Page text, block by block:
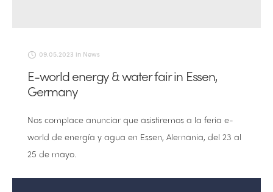
09.05.2023 in News
E-world energy & water fair in Essen,
Germany
Nos complace anunciar que asistiremos a la feria e-
world de energía y agua en Essen, Alemania, del 23 al
25 de mayo.